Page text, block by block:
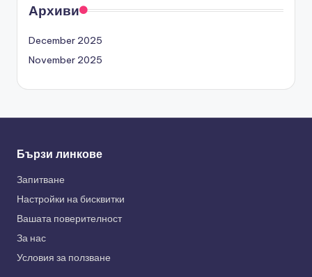
Архиви
December 2025
November 2025
Бързи линкове
Запитване
Настройки на бисквитки
Вашата поверителност
За нас
Условия за ползване